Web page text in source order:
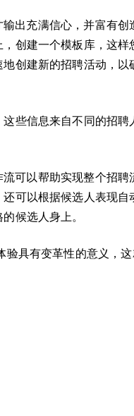
出充满信心，并富有创
创建一个模板库，这样
创建新的招聘活动，以
些信息来自不同的招聘
可以帮助实现整个招聘
可以根据候选人表现自
候选人身上。
验具有变革性的意义，